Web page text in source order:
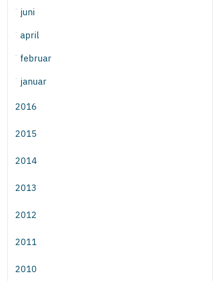
juni
april
februar
januar
2016
2015
2014
2013
2012
2011
2010